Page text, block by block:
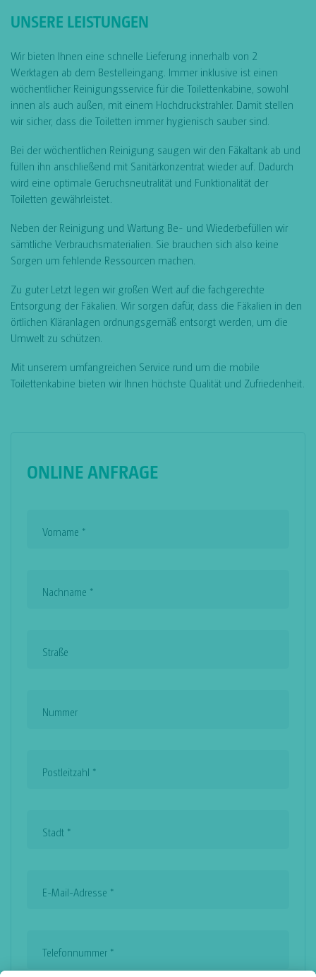
UNSERE LEISTUNGEN
Wir bieten Ihnen eine schnelle Lieferung innerhalb von 2
Werktagen ab dem Bestelleingang. Immer inklusive ist einen
wöchentlicher Reinigungsservice für die Toilettenkabine, sowohl
innen als auch außen, mit einem Hochdruckstrahler. Damit stellen
wir sicher, dass die Toiletten immer hygienisch sauber sind.
Bei der wöchentlichen Reinigung saugen wir den Fäkaltank ab und
füllen ihn anschließend mit Sanitärkonzentrat wieder auf. Dadurch
wird eine optimale Geruchsneutralität und Funktionalität der
Toiletten gewährleistet.
Neben der Reinigung und Wartung Be- und Wiederbefüllen wir
sämtliche Verbrauchsmaterialien. Sie brauchen sich also keine
Sorgen um fehlende Ressourcen machen.
Zu guter Letzt legen wir großen Wert auf die fachgerechte
Entsorgung der Fäkalien. Wir sorgen dafür, dass die Fäkalien in den
örtlichen Kläranlagen ordnungsgemäß entsorgt werden, um die
Umwelt zu schützen.
Mit unserem umfangreichen Service rund um die mobile
Toilettenkabine bieten wir Ihnen höchste Qualität und Zufriedenheit.
ONLINE ANFRAGE
Vorname *
Nachname *
Straße
Nummer
Postleitzahl *
Stadt *
E-Mail-Adresse *
Telefonnummer *